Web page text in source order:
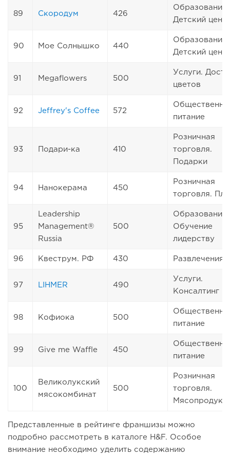
89 Скородум 426
Образование.
Детский
90 Мое Солнышко 440
Образование.
Детский
91 Megaflowers 500
Услуги.
цветов
92 Jeffrey's Coffee 572
питание
93 Подари-ка 410
Розничная
торговля.
Подарки
94 Нанокерама 450
Розничная
торговля.
95
Leadership
Management®
Russia
500
Образование.
Обучение
лидерству
96 Квеструм. РФ 430 Развлечения
97 LIHMER 490
Услуги.
Консалтинг
98 Кофиока 500
питание
99 Give me Waffle 450
питание
100
Великолукский
мясокомбинат
500
Розничная
торговля.
Представленные в рейтинге франшизы можно
подробно рассмотреть в каталоге H&F. Особое
внимание необходимо уделить содержанию